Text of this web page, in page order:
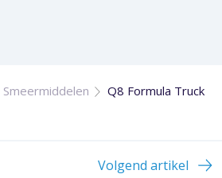
Smeermiddelen
Q8 Formula Truck
Volgend artikel